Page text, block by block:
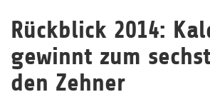
Rückblick 2014:
gewinnt zum
den Zehner